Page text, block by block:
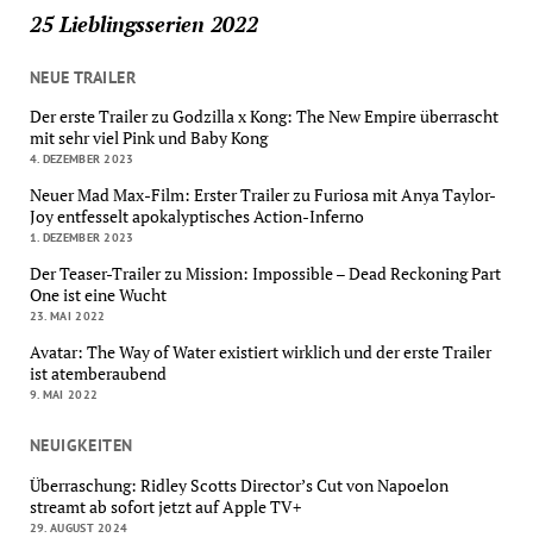
25 Lieblingsserien 2022
NEUE TRAILER
Der erste Trailer zu Godzilla x Kong: The New Empire überrascht
mit sehr viel Pink und Baby Kong
4. DEZEMBER 2023
Neuer Mad Max-Film: Erster Trailer zu Furiosa mit Anya Taylor-
Joy entfesselt apokalyptisches Action-Inferno
1. DEZEMBER 2023
Der Teaser-Trailer zu Mission: Impossible – Dead Reckoning Part
One ist eine Wucht
23. MAI 2022
Avatar: The Way of Water existiert wirklich und der erste Trailer
ist atemberaubend
9. MAI 2022
NEUIGKEITEN
Überraschung: Ridley Scotts Director’s Cut von Napoelon
streamt ab sofort jetzt auf Apple TV+
29. AUGUST 2024